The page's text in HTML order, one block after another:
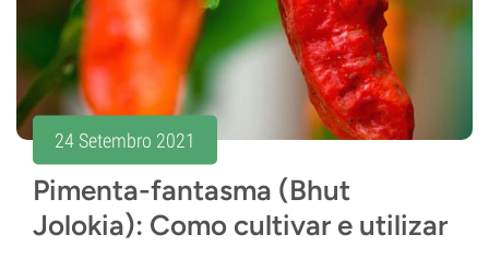
24 Setembro 2021
Pimenta-fantasma (Bhut
Jolokia): Como cultivar e utilizar